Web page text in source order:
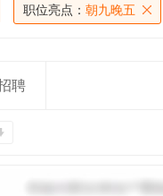
职位亮点： 朝九晚五
聘